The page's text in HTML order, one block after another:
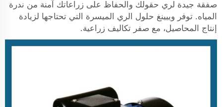
صفقة جيدة لري حقولك والحفاظ على زراعاتك آمنة من ندرة
المياه. توفر وييينغ حلول الري الميسرة التي تحتاجها لزيادة
إنتاج المحاصيل، مع صفر تكاليف زراعية.